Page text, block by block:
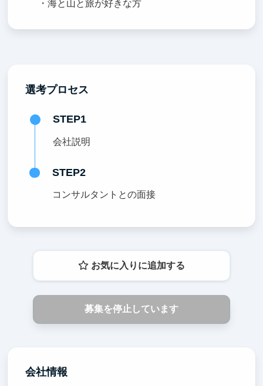
・海と山と旅が好きな方
選考プロセス
STEP1
会社説明
STEP2
コンサルタントとの面接
お気に入りに追加する
募集を停止しています
会社情報